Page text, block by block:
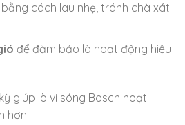
bằng cách lau nhẹ, tránh chà xát
để đảm bảo lò hoạt động hiệu
giúp lò vi sóng Bosch hoạt
hơn.